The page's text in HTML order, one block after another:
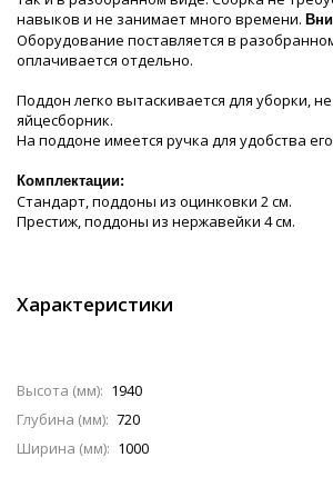
навыков и не занимает много времени.
Оборудование поставляется в
оплачивается отдельно.
Поддон легко вытаскивается для уборки,
яйцесборник.
На поддоне имеется ручка для удобства
Комплектации:
Стандарт, поддоны из оцинковки 2 см.
Престиж, поддоны из нержавейки 4 см.
Характеристики
Высота (мм): 1940
Глубина (мм): 720
Ширина (мм): 1000